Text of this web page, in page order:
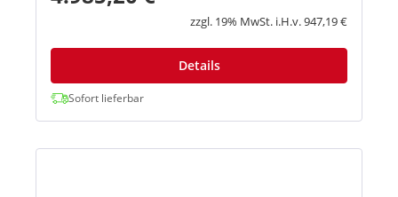
moderner Netzwerke spielend meis...zzgl. 19% MwSt. i.H.v. 947,19 €
Details
Sofort lieferbar